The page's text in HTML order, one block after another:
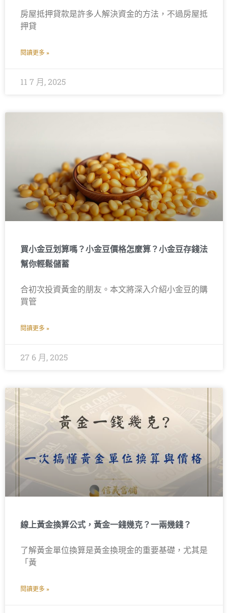
房屋抵押貸款是許多人解決資金的方法，不過房屋抵
押貸
閱讀更多 »
11 7 月, 2025
買小金豆划算嗎？小金豆價格怎麼算？小金豆存錢法
幫你輕鬆儲蓄
合初次投資黃金的朋友。本文將深入介紹小金豆的購
買管
閱讀更多 »
27 6 月, 2025
線上黃金換算公式，黃金一錢幾克？一兩幾錢？
了解黃金單位換算是黃金換現金的重要基礎，尤其是
「黃
閱讀更多 »